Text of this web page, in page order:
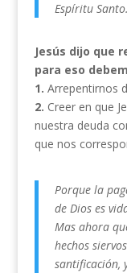
Espíritu Santo.
Jesús dijo que
para eso
1. Arrepentirnos
2. Creer en que
nuestra deuda
que nos
Porque la
de Dios es
Mas ahora
hechos
santificación,